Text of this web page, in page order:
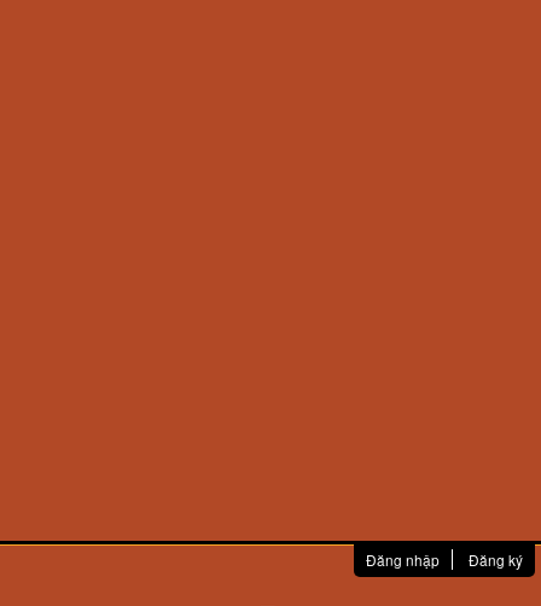
Đăng nhập Đăng ký